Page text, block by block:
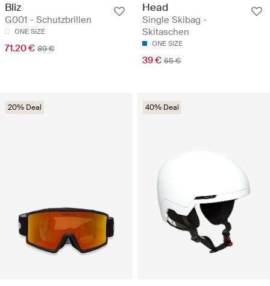
Bliz
G001 - Schutzbrillen
ONE SIZE
71.20 € 89 €
Head
Single Skibag -
Skitaschen
ONE SIZE
39 € 65 €
20% Deal 40% Deal